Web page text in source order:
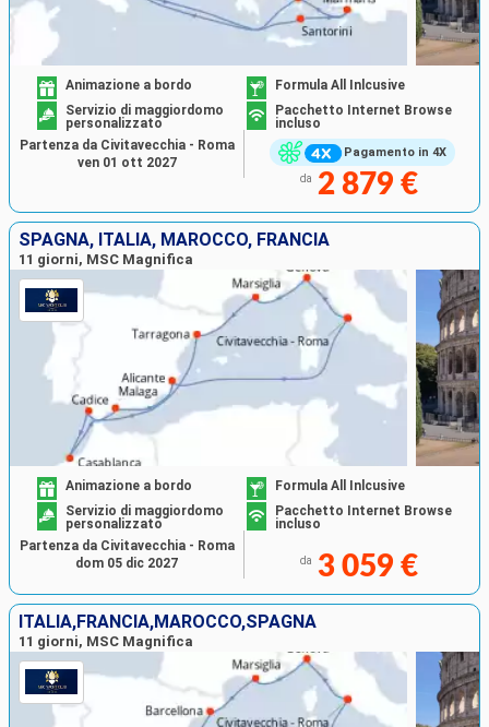
Pagamento in 4X
Animazione a bordo
Formula All Inlcusive
Servizio di maggiordomo
personalizzato
Pacchetto Internet Browse
incluso
da 2 879 €
Partenza da Civitavecchia - Roma
ven 01 ott 2027
SPAGNA, ITALIA, MAROCCO, FRANCIA
11 giorni, MSC Magnifica
Animazione a bordo
Formula All Inlcusive
Servizio di maggiordomo
personalizzato
Pacchetto Internet Browse
incluso
da 3 059 €
Partenza da Civitavecchia - Roma
dom 05 dic 2027
ITALIA,FRANCIA,MAROCCO,SPAGNA
11 giorni, MSC Magnifica